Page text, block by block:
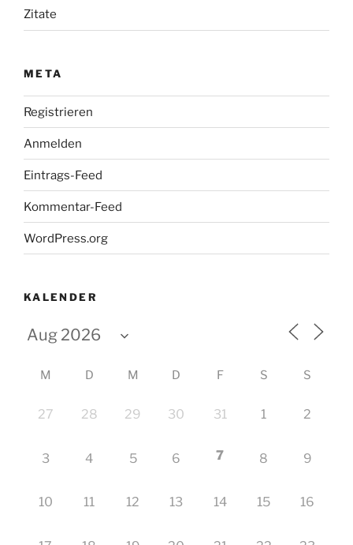
Zitate
META
Registrieren
Anmelden
Eintrags-Feed
Kommentar-Feed
WordPress.org
KALENDER
M D M D F S S
27 28 29 30 31 1 2
3 4 5 6 7 8 9
10 11 12 13 14 15 16